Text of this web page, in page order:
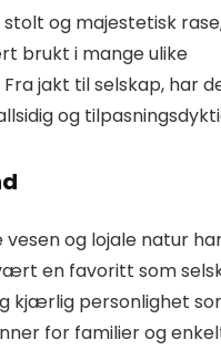
stolt og majestetisk
brukt i mange ulike
jakt til selskap, har
og
vesen og lojale natur
en favoritt som
kjærlig personlighet
for familier og